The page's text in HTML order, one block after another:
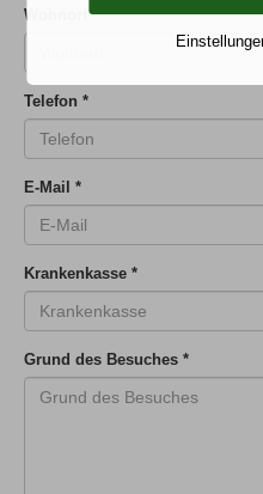
Wohnort*
Telefon *
E-Mail *
Krankenkasse *
Grund des Besuches *